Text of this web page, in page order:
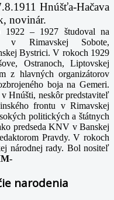
Hnúšťa-Hačava
novinár.
1922 – 1927 študoval na
v Rimavskej Sobote,
Bystrici. V rokoch 1929
Ostranoch, Liptovskej
z hlavných organizátorov
boja na Gemeri.
Hnúšti, neskôr predstaviteľ
frontu v Rimavskej
politických a štátnych
predseda KNV v Banskej
Pravdy. V rokoch
národnej rady. Bol nositeľ
narodenia